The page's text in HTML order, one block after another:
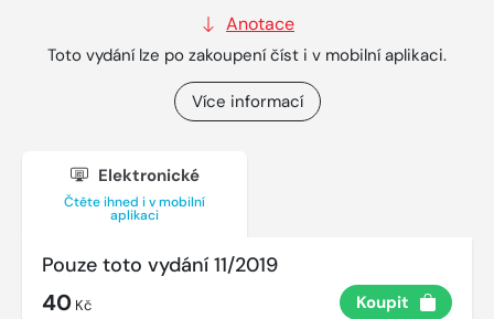
Anotace
Toto vydání lze po zakoupení číst i v mobilní aplikaci.
Více informací
Elektronické
Čtěte ihned i v mobilní
aplikaci
Pouze toto vydání 11/2019
40 Kč Koupit